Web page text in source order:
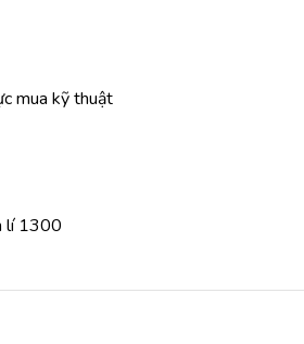
mua kỹ thuật
lí 1300